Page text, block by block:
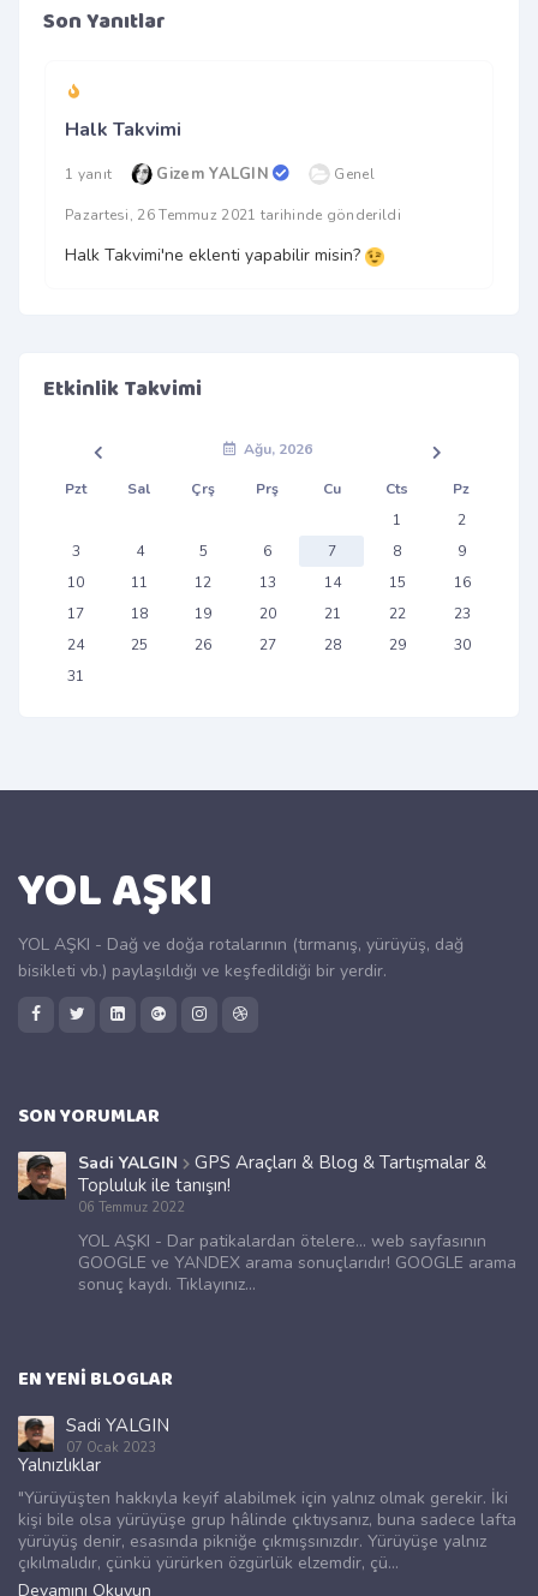
Son Yanıtlar
Halk Takvimi
1 yanıt Gizem YALGIN Genel
Pazartesi, 26 Temmuz 2021 tarihinde gönderildi
Halk Takvimi'ne eklenti yapabilir misin?
Etkinlik Takvimi
Ağu, 2026
Pzt Sal Çrş Prş Cu Cts
Pz
1
2
3
4 5 6 7 8
9
10
11 12 13 14 15
16
17
18 19 20 21 22
23
24
25 26 27 28 29
30
31
YOL AŞKI
YOL AŞKI - Dağ ve doğa rotalarının (tırmanış, yürüyüş, dağ
bisikleti vb.) paylaşıldığı ve keşfedildiği bir yerdir.
SON YORUMLAR
Sadi YALGIN
GPS Araçları & Blog & Tartışmalar &
Topluluk ile tanışın!
06 Temmuz 2022
YOL AŞKI - Dar patikalardan ötelere... web sayfasının
GOOGLE ve YANDEX arama sonuçlarıdır! GOOGLE arama
sonuç kaydı. Tıklayınız...
EN YENI BLOGLAR
Sadi YALGIN
07 Ocak 2023
Yalnızlıklar
"Yürüyüşten hakkıyla keyif alabilmek için yalnız olmak gerekir. İki
kişi bile olsa yürüyüşe grup hâlinde çıktıysanız, buna sadece lafta
yürüyüş denir, esasında pikniğe çıkmışsınızdır. Yürüyüşe yalnız
çıkılmalıdır, çünkü yürürken özgürlük elzemdir, çü...
Devamını Okuyun